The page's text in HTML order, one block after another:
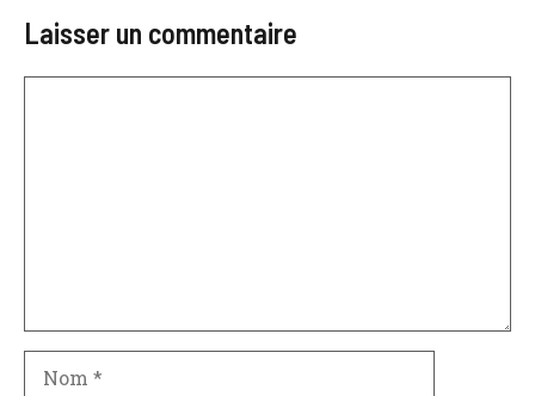
Laisser un commentaire